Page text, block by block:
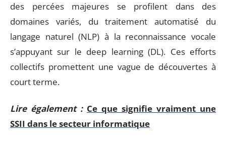
des percées majeures se profilent dans des
domaines variés, du traitement automatisé du
langage naturel (NLP) à la reconnaissance vocale
s’appuyant sur le deep learning (DL). Ces efforts
collectifs promettent une vague de découvertes à
court terme.
Lire également : Ce que signifie vraiment une
SSII dans le secteur informatique